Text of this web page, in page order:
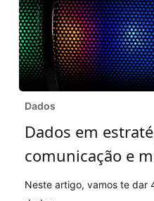
Dados
estratégias
de
Dados
Dados em
comunicação e
Neste artigo, vamos te dar